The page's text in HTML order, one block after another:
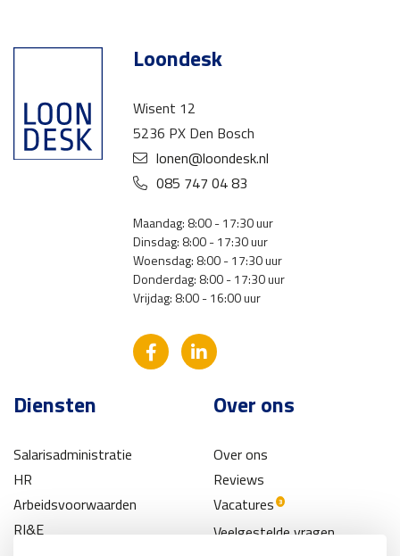
Loondesk
Wisent 12
5236 PX Den Bosch
lonen@loondesk.nl
085 747 04 83
Maandag: 8:00 - 17:30 uur
Dinsdag: 8:00 - 17:30 uur
Woensdag: 8:00 - 17:30 uur
Donderdag: 8:00 - 17:30 uur
Vrijdag: 8:00 - 16:00 uur
Diensten
Salarisadministratie
HR
Arbeidsvoorwaarden
RI&E
Over ons
Over ons
Reviews
Vacatures 3
Veelgestelde vragen